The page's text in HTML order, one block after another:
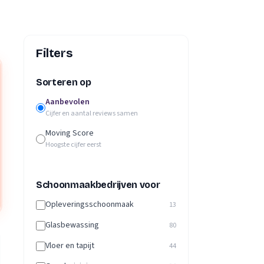
Filters
Sorteren op
Aanbevolen
Cijfer en aantal reviews samen
Moving Score
Hoogste cijfer eerst
Schoonmaakbedrijven voor
Opleveringsschoonmaak 13
Glasbewassing 80
Vloer en tapijt 44